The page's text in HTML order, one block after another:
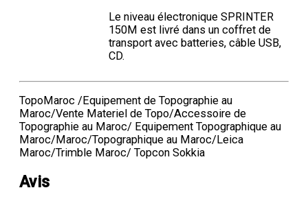
Le niveau électronique SPRINTER
150M est livré dans un coffret de
transport avec batteries, câble USB,
CD.
TopoMaroc /Equipement de Topographie au
Maroc/Vente Materiel de Topo/Accessoire de
Topographie au Maroc/ Equipement Topographique au
Maroc/Maroc/Topographique au Maroc/Leica
Maroc/Trimble Maroc/ Topcon Sokkia
Avis